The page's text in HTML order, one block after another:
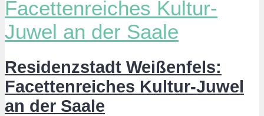
Residenzstadt Weißenfels:
Facettenreiches Kultur-Juwel
an der Saale